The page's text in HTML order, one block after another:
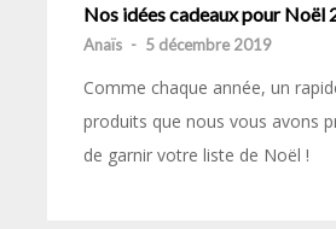
Nos idées cadeaux pour Noël
Anaïs - 5 décembre 2019
Comme chaque année, un
produits que nous vous avons
de garnir votre liste de Noël !